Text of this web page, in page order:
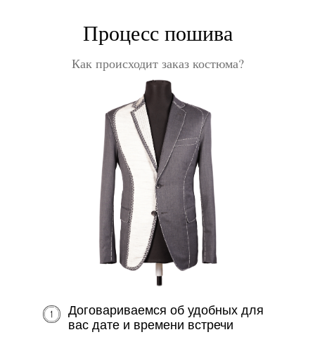
Процесс пошива
Как происходит заказ костюма?
Договариваемся об удобных для
вас дате и времени встречи